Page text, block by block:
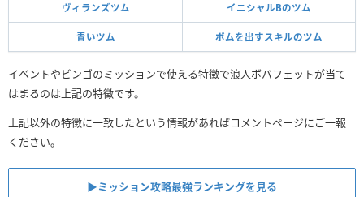
ヴィランズツム イニシャルBのツム
青いツム ボムを出すスキルのツム
イベントやビンゴのミッションで使える特徴で浪人ボバフェットが当て
はまるのは上記の特徴です。
上記以外の特徴に一致したという情報があればコメントページにご一報
ください。
▶︎ミッション攻略最強ランキングを見る